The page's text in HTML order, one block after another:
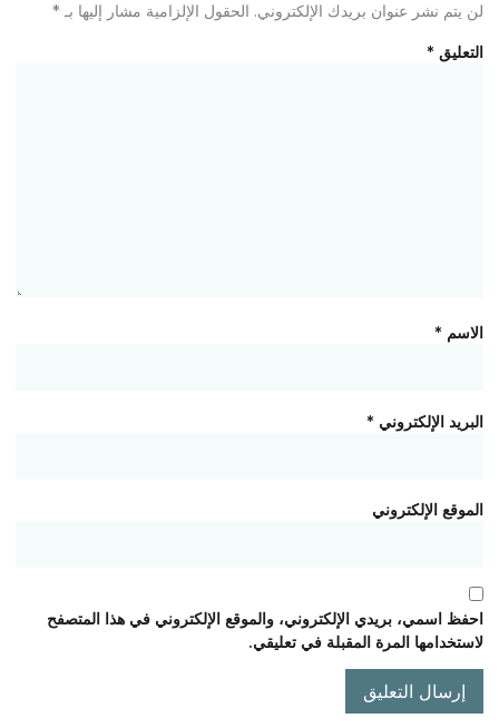
لن يتم نشر عنوان بريدك الإلكتروني. الحقول الإلزامية مشار إليها بـ *
التعليق *
الاسم *
البريد الإلكتروني *
الموقع الإلكتروني
احفظ اسمي، بريدي الإلكتروني، والموقع الإلكتروني في هذا المتصفح
لاستخدامها المرة المقبلة في تعليقي.